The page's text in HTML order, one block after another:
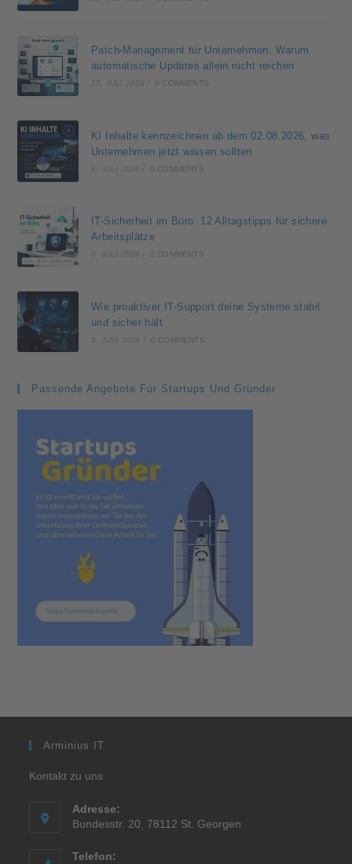
Patch-Management für Unternehmen: Warum
automatische Updates allein nicht reichen
0 COMMENTS
KI Inhalte kennzeichnen ab dem 02.08.2026, was
Unternehmen jetzt wissen sollten
6. JULI 2026 0 COMMENTS
IT-Sicherheit im Büro: 12 Alltagstipps für sichere
Arbeitsplätze
3. JULI 2026 2 COMMENTS
Wie proaktiver IT-Support deine Systeme stabil
und sicher hält
3. JUNI 2026 0 COMMENTS
Passende Angebote Für Startups Und Gründer
Arminius IT
Kontakt zu uns
Adresse:
Bundesstr. 20, 78112 St. Georgen
Telefon: